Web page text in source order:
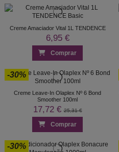
Creme Amaciador Vital 1L TENDENCE
6,95 €
Comprar
-30%
Creme Leave-In Olaplex Nº 6 Bond
Smoother 100ml
17,72 €25,31 €
Comprar
-30%